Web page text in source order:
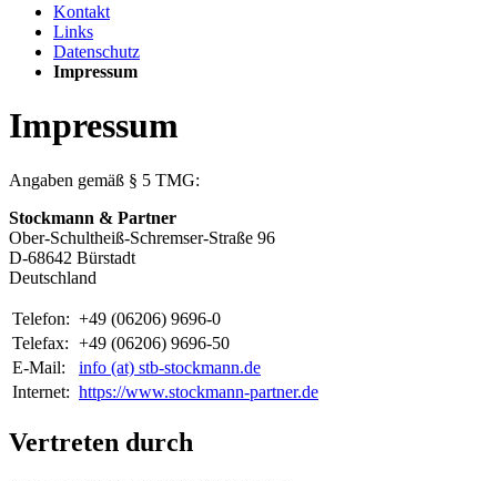
Kontakt
Links
Datenschutz
Impressum
Impressum
Angaben gemäß § 5 TMG:
Stockmann & Partner
Ober-Schultheiß-Schremser-Straße 96
D-68642 Bürstadt
Deutschland
Telefon: +49 (06206) 9696-0
Telefax: +49 (06206) 9696-50
E-Mail:
info (at) stb-stockmann.de
Internet: https://www.stockmann-partner.de
Vertreten durch